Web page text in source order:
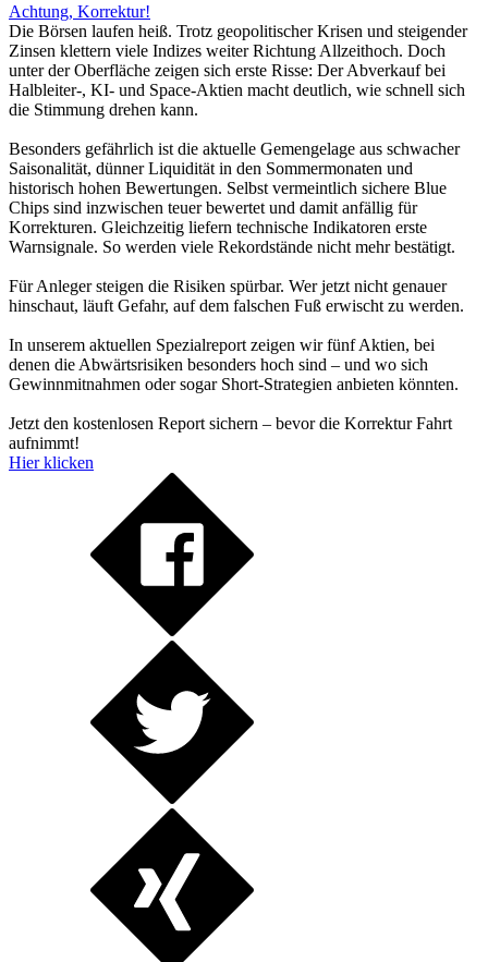
Achtung, Korrektur!
Die Börsen laufen heiß. Trotz geopolitischer Krisen und steigender
Zinsen klettern viele Indizes weiter Richtung Allzeithoch. Doch
unter der Oberfläche zeigen sich erste Risse: Der Abverkauf bei
Halbleiter-, KI- und Space-Aktien macht deutlich, wie schnell sich
die Stimmung drehen kann.
Besonders gefährlich ist die aktuelle Gemengelage aus schwacher
Saisonalität, dünner Liquidität in den Sommermonaten und
historisch hohen Bewertungen. Selbst vermeintlich sichere Blue
Chips sind inzwischen teuer bewertet und damit anfällig für
Korrekturen. Gleichzeitig liefern technische Indikatoren erste
Warnsignale. So werden viele Rekordstände nicht mehr bestätigt.
Für Anleger steigen die Risiken spürbar. Wer jetzt nicht genauer
hinschaut, läuft Gefahr, auf dem falschen Fuß erwischt zu werden.
In unserem aktuellen Spezialreport zeigen wir fünf Aktien, bei
denen die Abwärtsrisiken besonders hoch sind – und wo sich
Gewinnmitnahmen oder sogar Short-Strategien anbieten könnten.
Jetzt den kostenlosen Report sichern – bevor die Korrektur Fahrt
aufnimmt!
Hier klicken